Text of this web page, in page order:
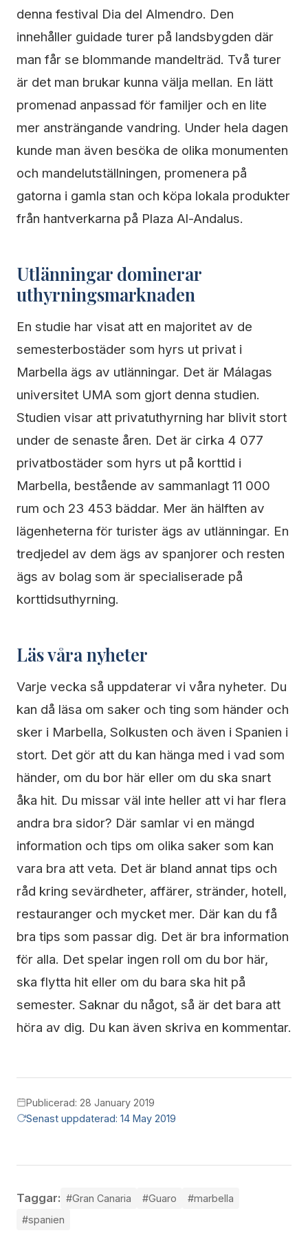
denna festival Dia del Almendro. Den
innehåller guidade turer på landsbygden där
man får se blommande mandelträd. Två turer
är det man brukar kunna välja mellan. En lätt
promenad anpassad för familjer och en lite
mer ansträngande vandring. Under hela dagen
kunde man även besöka de olika monumenten
och mandelutställningen, promenera på
gatorna i gamla stan och köpa lokala produkter
från hantverkarna på Plaza Al-Andalus.
Utlänningar dominerar
uthyrningsmarknaden
En studie har visat att en majoritet av de
semesterbostäder som hyrs ut privat i
Marbella ägs av utlänningar. Det är Málagas
universitet UMA som gjort denna studien.
Studien visar att privatuthyrning har blivit stort
under de senaste åren. Det är cirka 4 077
privatbostäder som hyrs ut på korttid i
Marbella, bestående av sammanlagt 11 000
rum och 23 453 bäddar. Mer än hälften av
lägenheterna för turister ägs av utlänningar. En
tredjedel av dem ägs av spanjorer och resten
ägs av bolag som är specialiserade på
korttidsuthyrning.
Läs våra nyheter
Varje vecka så uppdaterar vi våra nyheter. Du
kan då läsa om saker och ting som händer och
sker i Marbella, Solkusten och även i Spanien i
stort. Det gör att du kan hänga med i vad som
händer, om du bor här eller om du ska snart
åka hit. Du missar väl inte heller att vi har flera
andra bra sidor? Där samlar vi en mängd
information och tips om olika saker som kan
vara bra att veta. Det är bland annat tips och
råd kring sevärdheter, affärer, stränder, hotell,
restauranger och mycket mer. Där kan du få
bra tips som passar dig. Det är bra information
för alla. Det spelar ingen roll om du bor här,
ska flytta hit eller om du bara ska hit på
semester. Saknar du något, så är det bara att
höra av dig. Du kan även skriva en kommentar.
Publicerad: 28 January 2019
Senast uppdaterad: 14 May 2019
Taggar: #Gran Canaria #Guaro
#marbella
#spanien